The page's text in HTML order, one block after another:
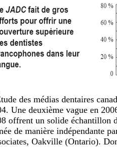
des médias dentaires
Une deuxième vague en
offrent un solide échantillon
de manière indépendante
Oakville (Ontario).